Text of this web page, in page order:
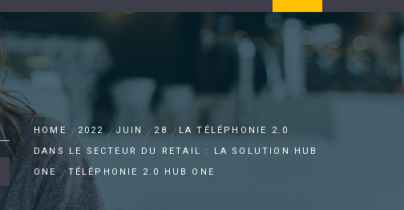
HOME 2022 JUIN 28
LA TÉLÉPHONIE 2.0
DANS LE SECTEUR DU RETAIL : LA SOLUTION HUB
ONE
TÉLÉPHONIE 2.0 HUB ONE